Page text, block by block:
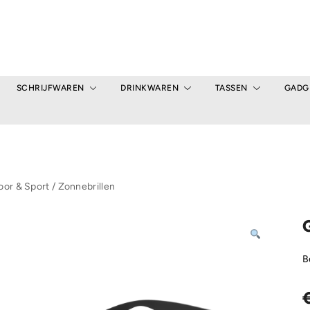
SCHRIJFWAREN DRINKWAREN TASSEN
& Sport / Zonnebrillen